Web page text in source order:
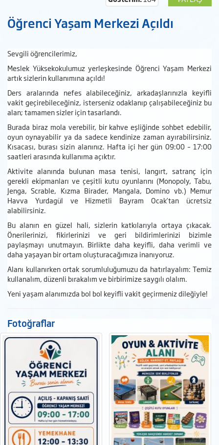
Öğrenci Yaşam Merkezi Açıldı
Sevgili öğrencilerimiz,
Meslek Yüksekokulumuz yerleşkesinde Öğrenci Yaşam Merkezi
artık sizlerin kullanımına açıldı!
Ders aralarında nefes alabileceğiniz, arkadaşlarınızla keyifli
vakit geçirebileceğiniz, isterseniz odaklanıp çalışabileceğiniz bu
alan; tamamen sizler için tasarlandı.
Burada biraz mola verebilir, bir kahve eşliğinde sohbet edebilir,
oyun oynayabilir ya da sadece kendinize zaman ayırabilirsiniz.
Kısacası, burası sizin alanınız. Hafta içi her gün 09:00 – 17:00
saatleri arasında kullanıma açıktır.
Aktivite alanında bulunan masa tenisi, langırt, satranç için
gerekli ekipmanları ve çeşitli kutu oyunlarını (Monopoly, Tabu,
Jenga, Scrable, Kızma Birader, Mangala, Domino vb.) Memur
Havva Yurdagül ve Hizmetli Bayram Ocak’tan ücretsiz
alabilirsiniz.
Bu alanın en güzel hali, sizlerin katkılarıyla ortaya çıkacak.
Önerilerinizi, fikirlerinizi ve geri bildirimlerinizi bizimle
paylaşmayı unutmayın. Birlikte daha keyifli, daha verimli ve
daha yaşayan bir ortam oluşturacağımıza inanıyoruz.
Alanı kullanırken ortak sorumluluğumuzu da hatırlayalım: Temiz
kullanalım, düzenli bırakalım ve birbirimize saygılı olalım.
Yeni yaşam alanımızda bol bol keyifli vakit geçirmeniz dileğiyle!
Fotoğraflar